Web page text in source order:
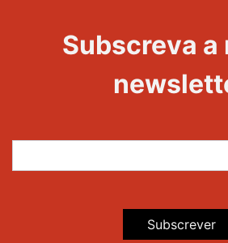
Evento
Subscreva a
Subscrever